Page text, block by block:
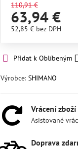
110,91 €
63,94 €
52,85 € bez DPH
Přidat k Oblíbeným
Výrobce: SHIMANO
Vrácení
Asistované
Doprava